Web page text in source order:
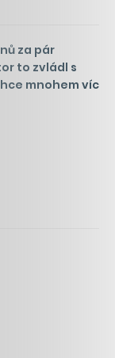
za pár
to zvládl s
mnohem víc